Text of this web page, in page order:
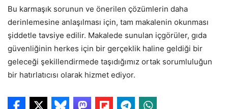
Bu karmaşık sorunun ve önerilen çözümlerin daha
derinlemesine anlaşılması için, tam makalenin okunması
şiddetle tavsiye edilir. Makalede sunulan içgörüler, gıda
güvenliğinin herkes için bir gerçeklik haline geldiği bir
geleceği şekillendirmede taşıdığımız ortak sorumluluğun
bir hatırlatıcısı olarak hizmet ediyor.